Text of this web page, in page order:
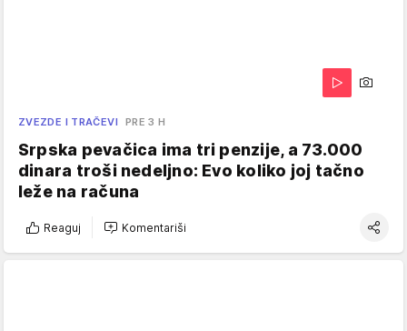
ZVEZDE I TRAČEVI PRE 3 H
Srpska pevačica ima tri penzije, a 73.000
dinara troši nedeljno: Evo koliko joj tačno
leže na računa
Reaguj Komentariši